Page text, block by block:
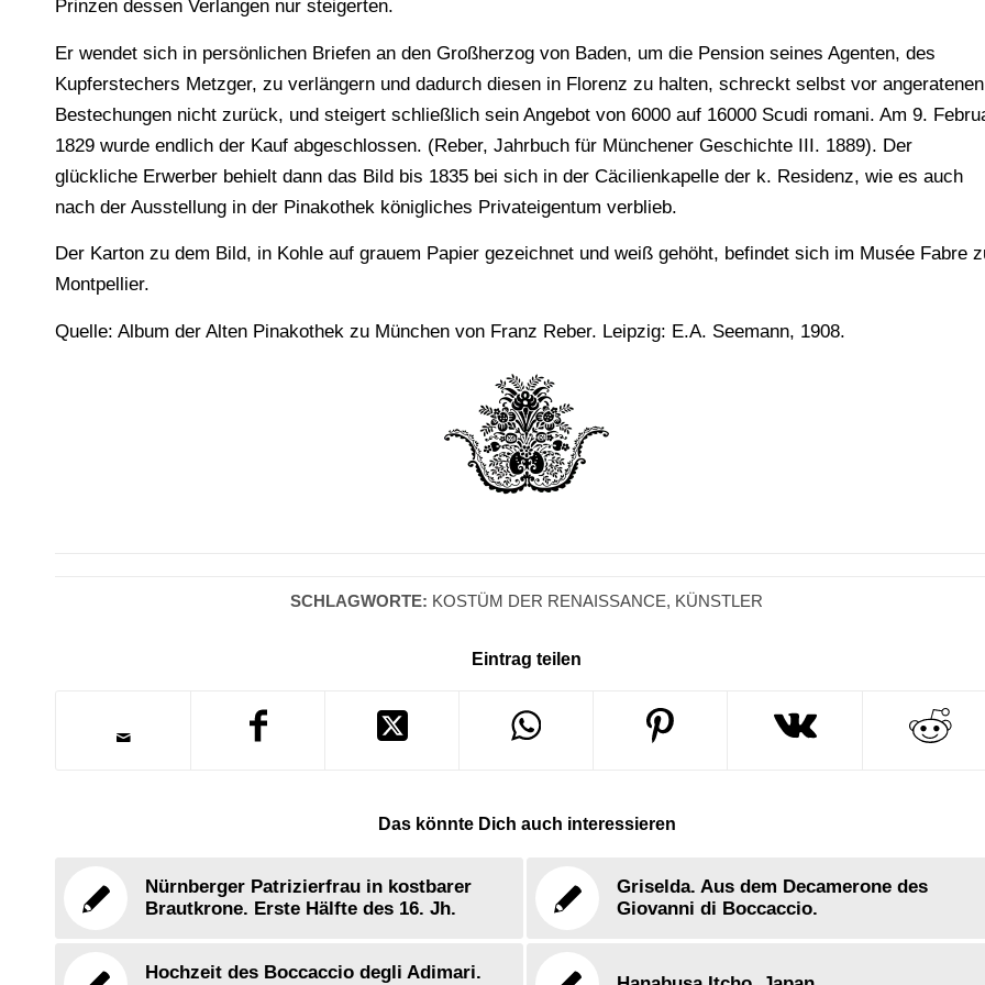
Prinzen dessen Verlangen nur steigerten.
Er wendet sich in persönlichen Briefen an den Großherzog von Baden, um die Pension seines Agenten, des
Kupferstechers Metzger, zu verlängern und dadurch diesen in Florenz zu halten, schreckt selbst vor angeratenen
Bestechungen nicht zurück, und steigert schließlich sein Angebot von 6000 auf 16000 Scudi romani. Am 9.
1829 wurde endlich der Kauf abgeschlossen. (Reber, Jahrbuch für Münchener Geschichte III. 1889). Der
glückliche Erwerber behielt dann das Bild bis 1835 bei sich in der Cäcilienkapelle der k. Residenz, wie es auch
nach der Ausstellung in der Pinakothek königliches Privateigentum verblieb.
Der Karton zu dem Bild, in Kohle auf grauem Papier gezeichnet und weiß gehöht, befindet sich im Musée Fabre
Montpellier.
Quelle: Album der Alten Pinakothek zu München von Franz Reber. Leipzig: E.A. Seemann, 1908.
SCHLAGWORTE: KOSTÜM DER RENAISSANCE, KÜNSTLER
Eintrag teilen
Das könnte Dich auch interessieren
Nürnberger Patrizierfrau in kostbarer
Brautkrone. Erste Hälfte des 16. Jh.
Griselda. Aus dem Decamerone des
Giovanni di Boccaccio.
Hochzeit des Boccaccio degli Adimari.